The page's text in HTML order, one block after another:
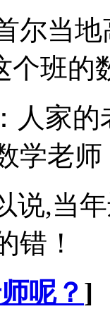
尔当
个班
人家
学老师
说,当
错！
呢？ ]